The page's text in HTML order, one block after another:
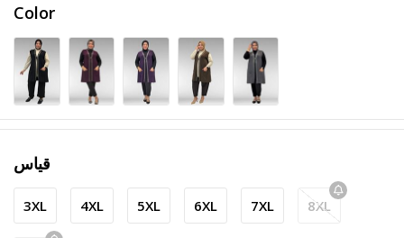
Color
قياس
3XL 4XL 5XL 6XL 7XL 8XL